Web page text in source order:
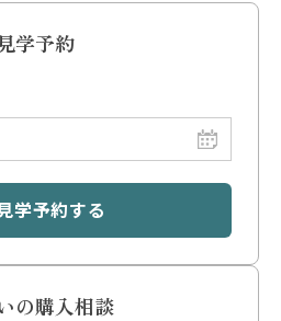
の決議等により将来改定される場合が
記費用、火災保険料、ローン事務手数
要です。
動産取得税等の減税措置については、個
ます。詳細は担当者にご確認ください。
見学予約
見学予約する
の購入相談